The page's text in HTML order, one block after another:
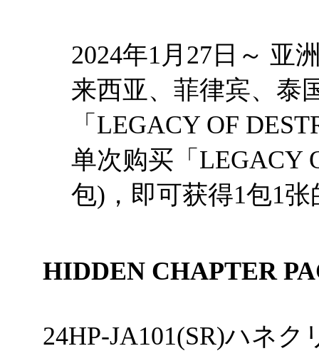
2024年1月27日～ 亚
来西亚、菲律宾、泰
「LEGACY OF
单次购买「LEGACY
包)，即可获得1包1
HIDDEN CHAPTER
24HP-JA101(SR)ハネ